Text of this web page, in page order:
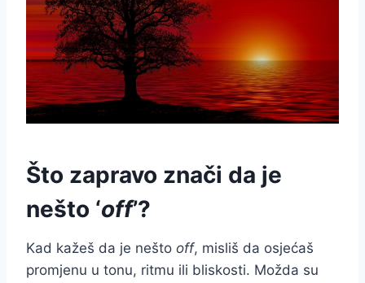
Što zapravo znači da je
nešto ‘off’?
Kad kažeš da je nešto off, misliš da osjećaš
promjenu u tonu, ritmu ili bliskosti. Možda su